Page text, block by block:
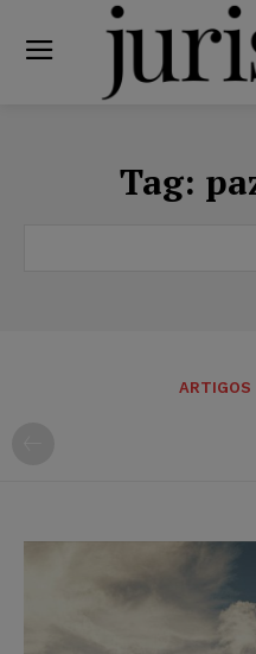
Tag:
ARTIGOS